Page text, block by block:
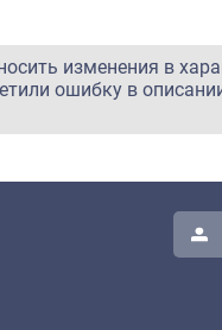
изменения в
ошибку в